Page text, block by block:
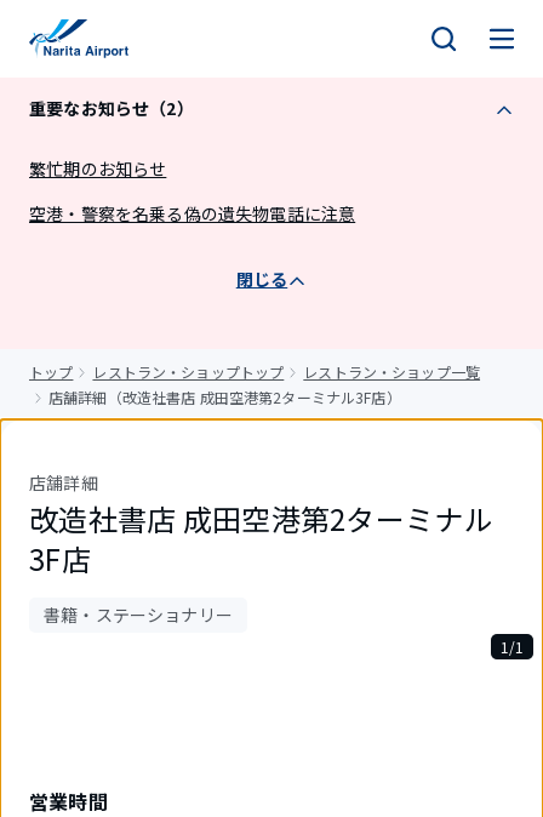
重要なお知らせ（2）
繁忙期のお知らせ
空港・警察を名乗る偽の遺失物電話に注意
閉じる
トップ レストラン・ショップトップ
レストラン・ショップ一覧
店舗詳細（改造社書店 成田空港第2ターミナル3F店）
店舗詳細
改造社書店 成田空港第2ターミナル
3F店
書籍・ステーショナリー
1/1
営業時間